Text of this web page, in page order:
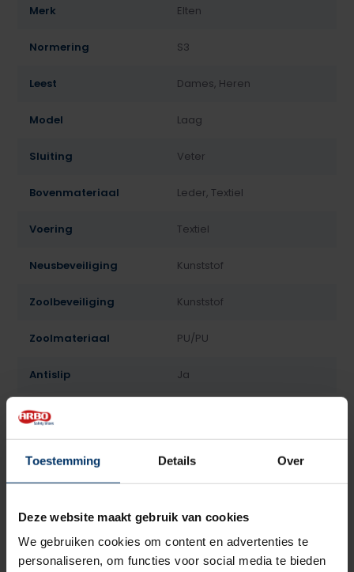
Toestemming Details Over
Deze website maakt gebruik van cookies
We gebruiken cookies om content en advertenties te
personaliseren, om functies voor social media te bieden
Merk Elten
Normering S3
Leest Dames, Heren
Model Laag
Sluiting Veter
Bovenmateriaal Leder, Textiel
Voering Textiel
Neusbeveiliging Kunststof
Zoolbeveiliging Kunststof
Zoolmateriaal PU/PU
Antislip Ja
Overige specificaties
Beoordelingen
5van5 Gebaseerd op 2 beoordeling(en)